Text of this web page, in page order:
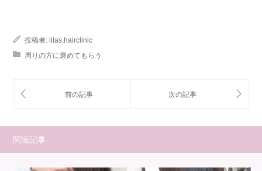
投稿者: lilas.hairclinic
周りの方に褒めてもらう
関連記事